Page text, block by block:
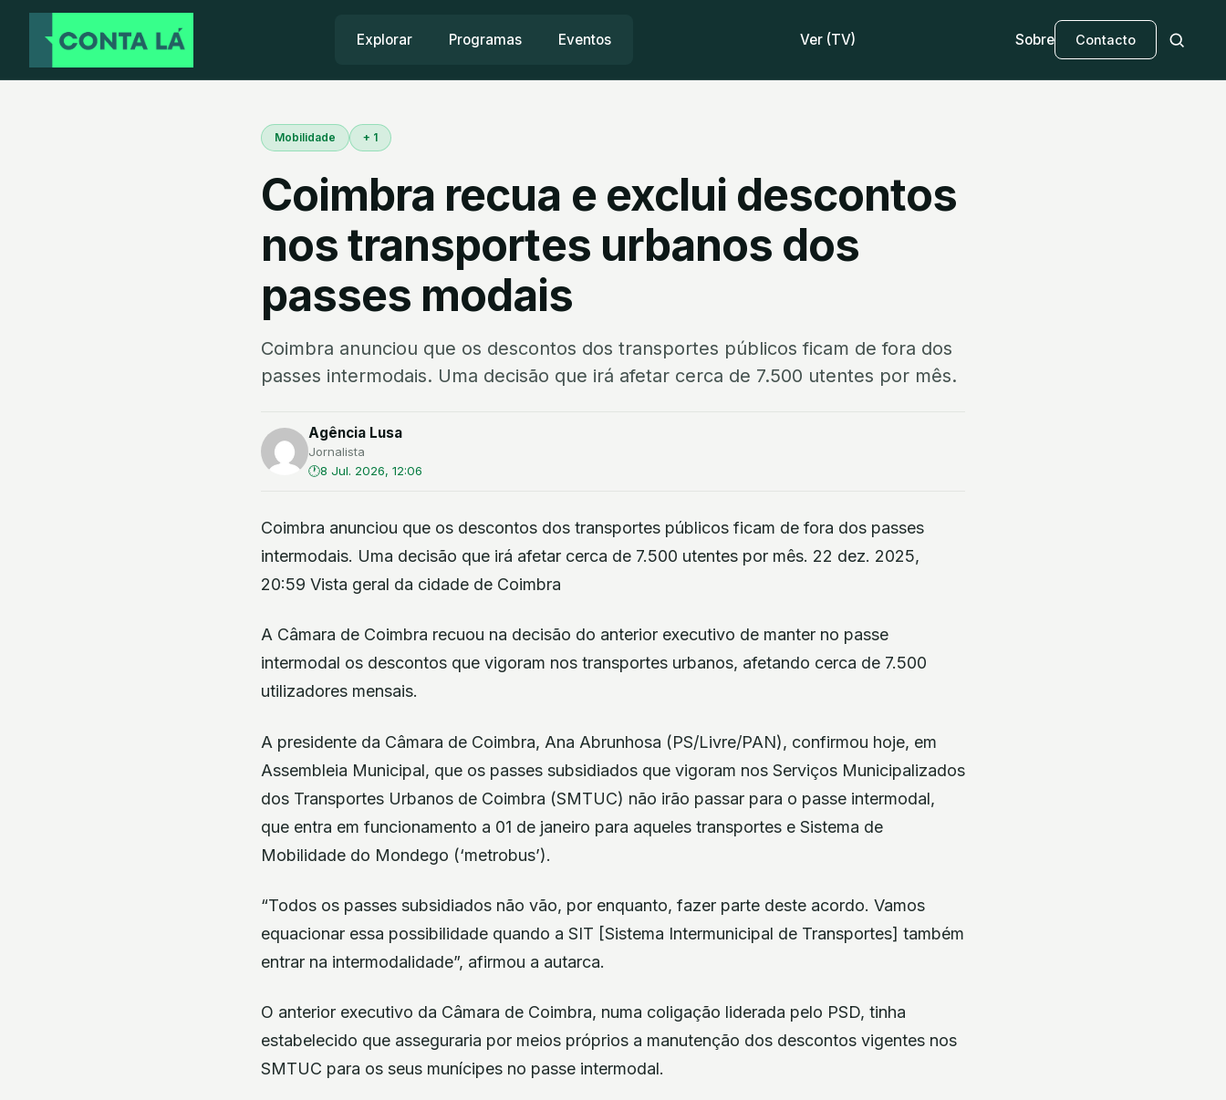
Explorar Programas Eventos Ver (TV) Sobre Contacto
Mobilidade + 1
Coimbra recua e exclui descontos
nos transportes urbanos dos
passes modais
Coimbra anunciou que os descontos dos transportes públicos ficam de fora dos
passes intermodais. Uma decisão que irá afetar cerca de 7.500 utentes por mês.
Agência Lusa
Jornalista
8 Jul. 2026, 12:06
Coimbra anunciou que os descontos dos transportes públicos ficam de fora dos passes
intermodais. Uma decisão que irá afetar cerca de 7.500 utentes por mês. 22 dez. 2025,
20:59 Vista geral da cidade de Coimbra
A Câmara de Coimbra recuou na decisão do anterior executivo de manter no passe
intermodal os descontos que vigoram nos transportes urbanos, afetando cerca de 7.500
utilizadores mensais.
A presidente da Câmara de Coimbra, Ana Abrunhosa (PS/Livre/PAN), confirmou hoje, em
Assembleia Municipal, que os passes subsidiados que vigoram nos Serviços Municipalizados
dos Transportes Urbanos de Coimbra (SMTUC) não irão passar para o passe intermodal,
que entra em funcionamento a 01 de janeiro para aqueles transportes e Sistema de
Mobilidade do Mondego (‘metrobus’).
“Todos os passes subsidiados não vão, por enquanto, fazer parte deste acordo. Vamos
equacionar essa possibilidade quando a SIT [Sistema Intermunicipal de Transportes] também
entrar na intermodalidade”, afirmou a autarca.
O anterior executivo da Câmara de Coimbra, numa coligação liderada pelo PSD, tinha
estabelecido que asseguraria por meios próprios a manutenção dos descontos vigentes nos
SMTUC para os seus munícipes no passe intermodal.